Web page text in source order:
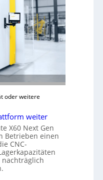
oder weitere
weiter
X60 Next Gen
Betrieben einen
CNC-